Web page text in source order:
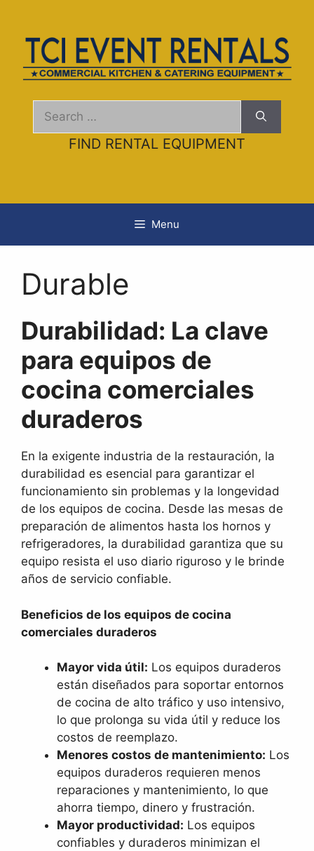
content
Search
FIND RENTAL EQUIPMENT
Menu
Durable
Durabilidad: La clave
para equipos de
cocina comerciales
duraderos
En la exigente industria de la restauración, la
durabilidad es esencial para garantizar el
funcionamiento sin problemas y la longevidad
de los equipos de cocina. Desde las mesas de
preparación de alimentos hasta los hornos y
refrigeradores, la durabilidad garantiza que su
equipo resista el uso diario riguroso y le brinde
años de servicio confiable.
Beneficios de los equipos de cocina
comerciales duraderos
Mayor vida útil: Los equipos duraderos
están diseñados para soportar entornos
de cocina de alto tráfico y uso intensivo,
lo que prolonga su vida útil y reduce los
costos de reemplazo.
Menores costos de mantenimiento: Los
equipos duraderos requieren menos
reparaciones y mantenimiento, lo que
ahorra tiempo, dinero y frustración.
Mayor productividad: Los equipos
confiables y duraderos minimizan el